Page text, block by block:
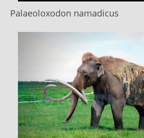
Palaeoloxodon namadicus